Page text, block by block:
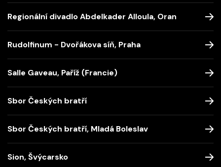
Regionální divadlo Abdelkader Alloula, Oran
Rudolfinum - Dvořákova síň, Praha
Salle Gaveau, Paříž (Francie)
Sbor Českých bratří
Sbor Českých bratří, Mladá Boleslav
Sion, Švýcarsko